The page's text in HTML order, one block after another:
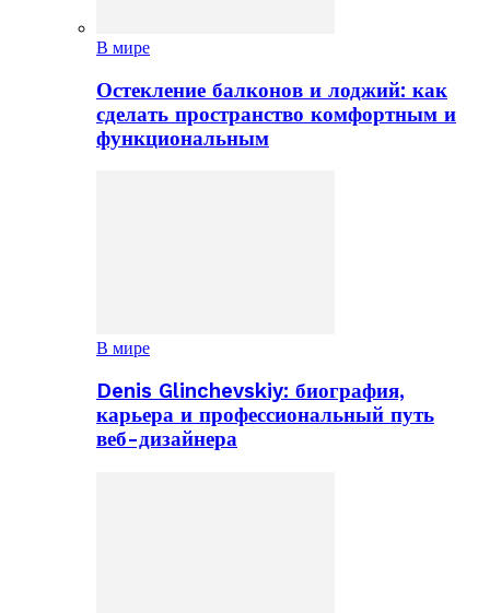
В мире
Остекление балконов и лоджий: как
сделать пространство комфортным и
функциональным
В мире
Denis Glinchevskiy: биография,
карьера и профессиональный путь
веб-дизайнера